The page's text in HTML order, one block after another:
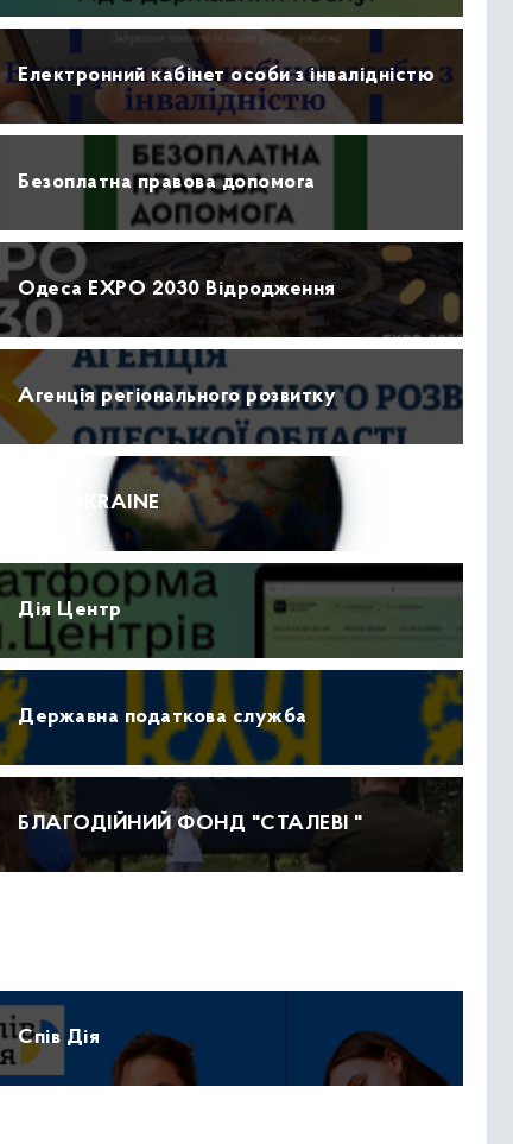
Електронний кабінет особи з інвалідністю
Безоплатна правова допомога
Одеса EXPO 2030 Відродження
Агенція регіонального розвитку
ПРО UKRAINE
Дія Центр
Державна податкова служба
БЛАГОДІЙНИЙ ФОНД "СТАЛЕВІ "
Спів Дія